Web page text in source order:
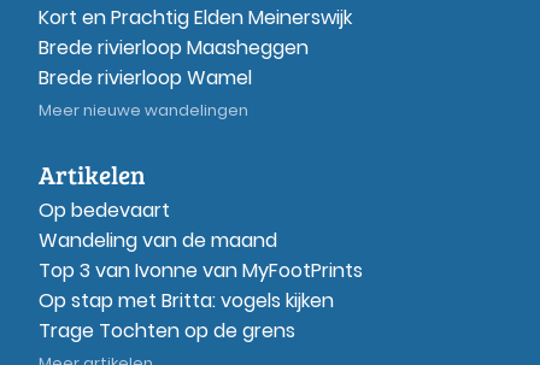
Kort en Prachtig Elden Meinerswijk
Brede rivierloop Maasheggen
Brede rivierloop Wamel
Meer nieuwe wandelingen
Artikelen
Op bedevaart
Wandeling van de maand
Top 3 van Ivonne van MyFootPrints
Op stap met Britta: vogels kijken
Trage Tochten op de grens